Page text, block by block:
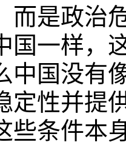
而是政治
国一样，
中国没有
定性并提
些条件本